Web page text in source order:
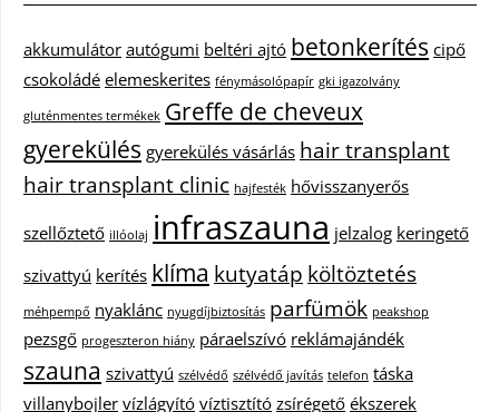
akkumulátor autógumi beltéri ajtó betonkerítés cipő
csokoládé elemeskerites fénymásolópapír gki igazolvány
gluténmentes termékek Greffe de cheveux
gyerekülés gyerekülés vásárlás hair transplant
hair transplant clinic hajfesték hővisszanyerős
szellőztető illóolaj infraszauna jelzalog keringető
szivattyú kerítés klíma kutyatáp költöztetés
méhpempő nyaklánc nyugdíjbiztosítás parfümök peakshop
pezsgő progeszteron hiány páraelszívó reklámajándék
szauna szivattyú szélvédő szélvédő javítás telefon táska
villanybojler vízlágyító víztisztító zsírégető ékszerek